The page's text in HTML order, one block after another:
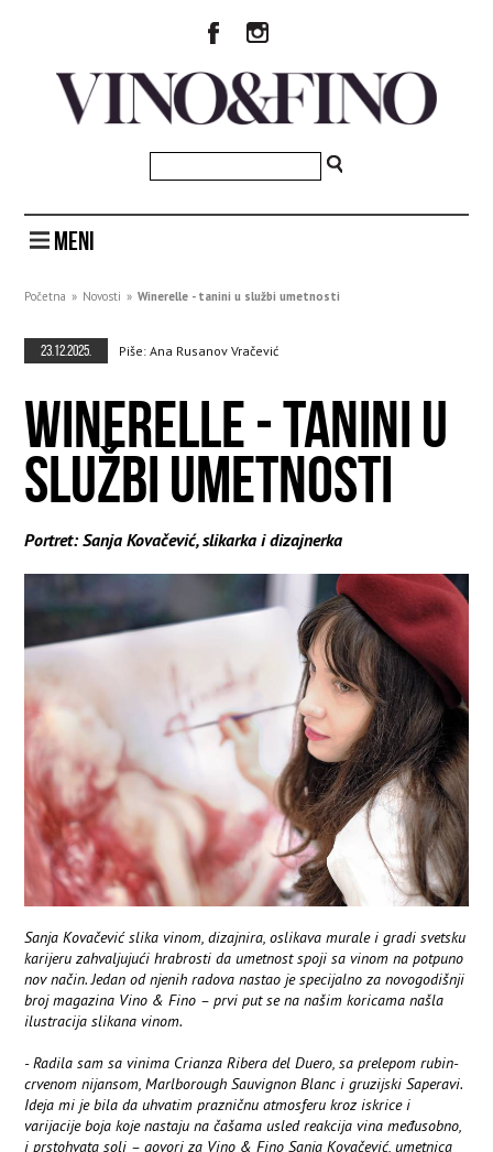
MENI
Početna » Novosti » Winerelle - tanini u službi umetnosti
23.12.2025. Piše: Ana Rusanov Vračević
WINERELLE - TANINI U
SLUŽBI UMETNOSTI
Portret: Sanja Kovačević, slikarka i dizajnerka
Sanja Kovačević slika vinom, dizajnira, oslikava murale i gradi svetsku
karijeru zahvaljujući hrabrosti da umetnost spoji sa vinom na potpuno
nov način. Jedan od njenih radova nastao je specijalno za novogodišnji
broj magazina Vino & Fino – prvi put se na našim koricama našla
ilustracija slikana vinom.
- Radila sam sa vinima Crianza Ribera del Duero, sa prelepom rubin-
crvenom nijansom, Marlborough Sauvignon Blanc i gruzijski Saperavi.
Ideja mi je bila da uhvatim prazničnu atmosferu kroz iskrice i
varijacije boja koje nastaju na čašama usled reakcija vina međusobno,
i prstohvata soli – govori za Vino & Fino Sanja Kovačević, umetnica